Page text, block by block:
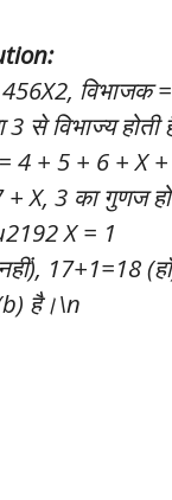
विभाजक
से विभाज्य
4 + 5 + 6 + X
X, 3 का गुणज
X = 1
17+1=18
है।\n